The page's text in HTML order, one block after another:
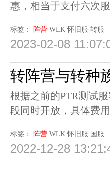
惠，相当于支付六次
标签： 阵营 WLK 怀旧服 转服
2023-02-08
转阵营与转种
根据之前的PTR测试
段同时开放，具体费用
标签： 阵营 WLK 怀旧服 国服
2022-12-28